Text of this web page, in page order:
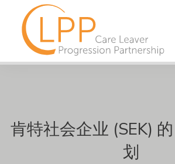
资源
事件
肯特社会企业 (SEK)
划